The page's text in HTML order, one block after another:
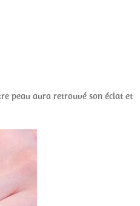
peau aura retrouvé son éclat et